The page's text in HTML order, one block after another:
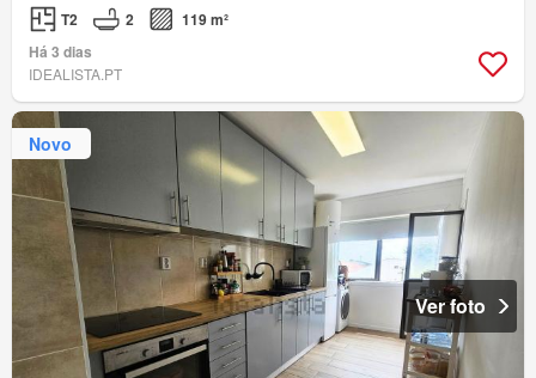
T2 2
119 m²
Há 3 dias
IDEALISTA.PT
Novo
Ver foto